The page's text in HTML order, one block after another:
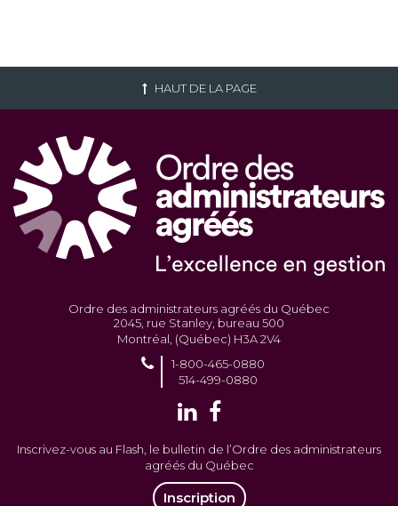
HAUT DE LA PAGE
Ordre des administrateurs agréés du Québec
2045, rue Stanley, bureau 500
Montréal, (Québec) H3A 2V4
1-800-465-0880
514-499-0880
Inscrivez-vous au Flash, le bulletin de l’Ordre des administrateurs
agréés du Québec
Inscription